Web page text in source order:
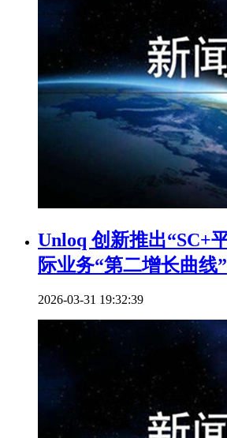
Unloq 创新推出“SC+
际业务“第二增长曲线”
2026-03-31 19:32:39